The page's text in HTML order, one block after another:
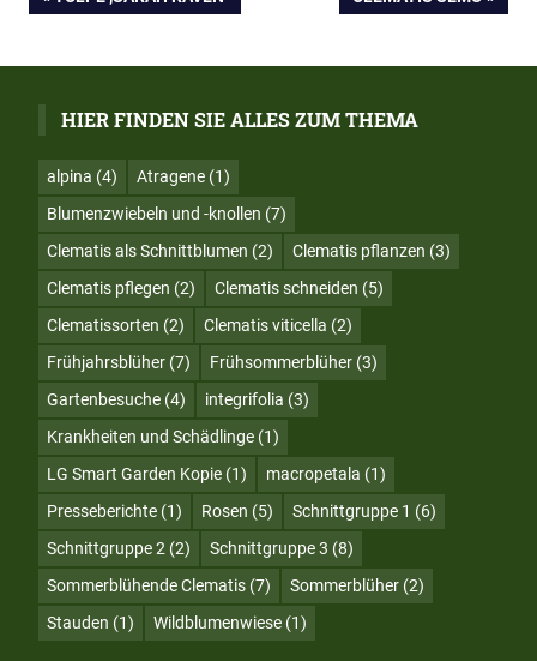
Navigation
HIER FINDEN SIE ALLES ZUM THEMA
alpina (4) Atragene (1)
Blumenzwiebeln und -knollen (7)
Clematis als Schnittblumen (2) Clematis pflanzen (3)
Clematis pflegen (2) Clematis schneiden (5)
Clematissorten (2) Clematis viticella (2)
Frühjahrsblüher (7) Frühsommerblüher (3)
Gartenbesuche (4) integrifolia (3)
Krankheiten und Schädlinge (1)
LG Smart Garden Kopie (1) macropetala (1)
Presseberichte (1) Rosen (5) Schnittgruppe 1 (6)
Schnittgruppe 2 (2) Schnittgruppe 3 (8)
Sommerblühende Clematis (7) Sommerblüher (2)
Stauden (1) Wildblumenwiese (1)